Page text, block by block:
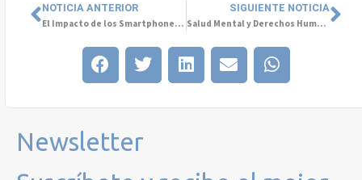
NOTICIA ANTERIOR
El Impacto de los Smartphones en la Salud Mental Infanto-Juvenil
SIGUIENTE NOTICIA
Salud Mental y Derechos Humanos: Una Visión Integral para las Personas Mayores
Newsletter